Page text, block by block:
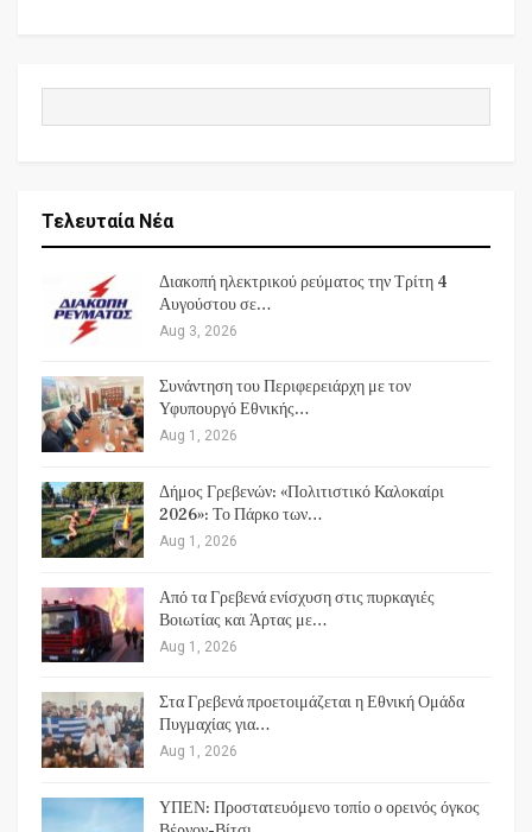
Τελευταία Νέα
Διακοπή ηλεκτρικού ρεύματος την Τρίτη 4
Αυγούστου σε…
Aug 3, 2026
Συνάντηση του Περιφερειάρχη με τον
Υφυπουργό Εθνικής…
Aug 1, 2026
Δήμος Γρεβενών: «Πολιτιστικό Καλοκαίρι
2026»: Το Πάρκο των…
Aug 1, 2026
Από τα Γρεβενά ενίσχυση στις πυρκαγιές
Βοιωτίας και Άρτας με…
Aug 1, 2026
Στα Γρεβενά προετοιμάζεται η Εθνική Ομάδα
Πυγμαχίας για…
Aug 1, 2026
ΥΠΕΝ: Προστατευόμενο τοπίο ο ορεινός όγκος